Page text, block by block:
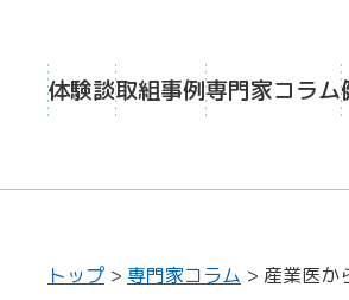
体験談取組事例専門家コラム
トップ > 専門家コラム > 産業医か